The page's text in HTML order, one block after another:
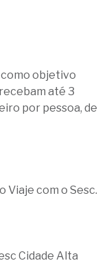
como objetivo
até 3
por pessoa, de
Viaje com o Sesc.
Cidade Alta